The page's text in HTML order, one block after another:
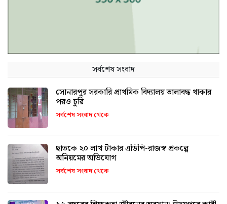
সর্বশেষ সংবাদ
সোনারপুর সরকারি প্রাথমিক বিদ্যালয় তালাবদ্ধ থাকার
পরও চুরি
সর্বশেষ সংবাদ থেকে
ছাতকে ২০ লাখ টাকার এডিপি-রাজস্ব প্রকল্পে
অনিয়মের অভিযোগ
সর্বশেষ সংবাদ থেকে